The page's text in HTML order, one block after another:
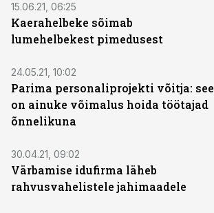
15.06.21, 06:25
Kaerahelbeke sõimab
lumehelbekest pimedusest
24.05.21, 10:02
Parima personaliprojekti võitja: see
on ainuke võimalus hoida töötajad
õnnelikuna
30.04.21, 09:02
Värbamise idufirma läheb
rahvusvahelistele jahimaadele